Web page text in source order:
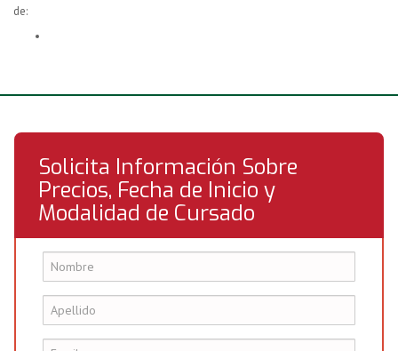
de:
Solicita Información Sobre
Precios, Fecha de Inicio y
Modalidad de Cursado